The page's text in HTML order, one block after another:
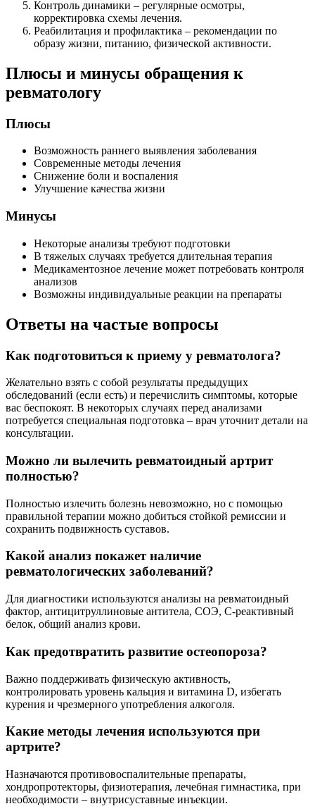
Контроль динамики – регулярные осмотры,
корректировка схемы лечения.
Реабилитация и профилактика – рекомендации по
образу жизни, питанию, физической активности.
Плюсы и минусы обращения к
ревматологу
Плюсы
Возможность раннего выявления заболевания
Современные методы лечения
Снижение боли и воспаления
Улучшение качества жизни
Минусы
Некоторые анализы требуют подготовки
В тяжелых случаях требуется длительная терапия
Медикаментозное лечение может потребовать контроля
анализов
Возможны индивидуальные реакции на препараты
Ответы на частые вопросы
Как подготовиться к приему у ревматолога?
Желательно взять с собой результаты предыдущих
обследований (если есть) и перечислить симптомы, которые
вас беспокоят. В некоторых случаях перед анализами
потребуется специальная подготовка – врач уточнит детали на
консультации.
Можно ли вылечить ревматоидный артрит
полностью?
Полностью излечить болезнь невозможно, но с помощью
правильной терапии можно добиться стойкой ремиссии и
сохранить подвижность суставов.
Какой анализ покажет наличие
ревматологических заболеваний?
Для диагностики используются анализы на ревматоидный
фактор, антицитруллиновые антитела, СОЭ, С-реактивный
белок, общий анализ крови.
Как предотвратить развитие остеопороза?
Важно поддерживать физическую активность,
контролировать уровень кальция и витамина D, избегать
курения и чрезмерного употребления алкоголя.
Какие методы лечения используются при
артрите?
Назначаются противовоспалительные препараты,
хондропротекторы, физиотерапия, лечебная гимнастика, при
необходимости – внутрисуставные инъекции.